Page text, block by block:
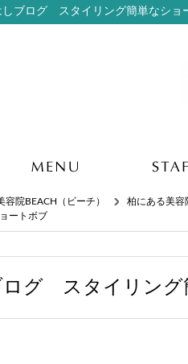
しブログ スタイリング簡単なショ
院BEACH（ビーチ） 柏にある美容
ートボブ
ログ スタイリング